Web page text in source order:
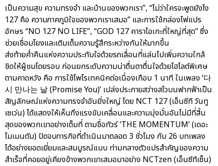
เป็นความสุข ความทรงจำ และบ้านของพวกเรา”, “ไม่ว่าใครจะพูดยังไง
127 คือ ความภาคภูมิใจของพวกเราเสมอ” และการใช้กล่องไฟแปร
อักษร “NO 127 NO LIFE”, “GOD 127 คาราโอเกะที่ใหญ่ที่สุด” ซึ่ง
ช่วยเชื่อมโยงและเติมเต็มความรู้สึกระหว่างกันให้มากขึ้น
ส่งท้ายค่ำคืนแห่งความประทับใจด้วยรถเลื่อนที่แล่นไปเพิ่มความใกล้
ชิดให้ผู้ชมโดยรอบ ก่อนยกระดับความน่าตื่นตาตื่นใจด้วยไฮไลต์พิเศษ
ตามคาดหวัง คือ การใช้ไพโรเทคนิคต่อเนื่องเกือบ 1 นาที ในเพลง ‘다
시 만나는 날 (Promise You)’ เปล่งประกายสว่างสไวบนฟากฟ้าเป็น
สัญลักษณ์แห่งความทรงจำอันยิ่งใหญ่ โดย NCT 127 (เอ็นซีที วันทู
เซเว่น) ได้แสดงให้เห็นถึงแรงขับเคลื่อนและความมุ่งมั่นอันไม่มีที่สิ้น
สุดของพวกเขาอย่างเต็มที่ ตามชื่อทัวร์ ‘THE MOMENTUM’ (เดอะ
โมเมนตัม) ปิดจบภารกิจที่ดำเนินมาตลอด 3 ชั่วโมง กับ 26 บทเพลง
ได้อย่างยอดเยี่ยมและสมบูรณ์แบบ ท่ามกลางตัวแปรสำคัญของความ
สำเร็จที่คอยอยู่เคียงข้างพวกเขาเสมอมาอย่าง NCTzen (เอ็นซีทีเซ็น)